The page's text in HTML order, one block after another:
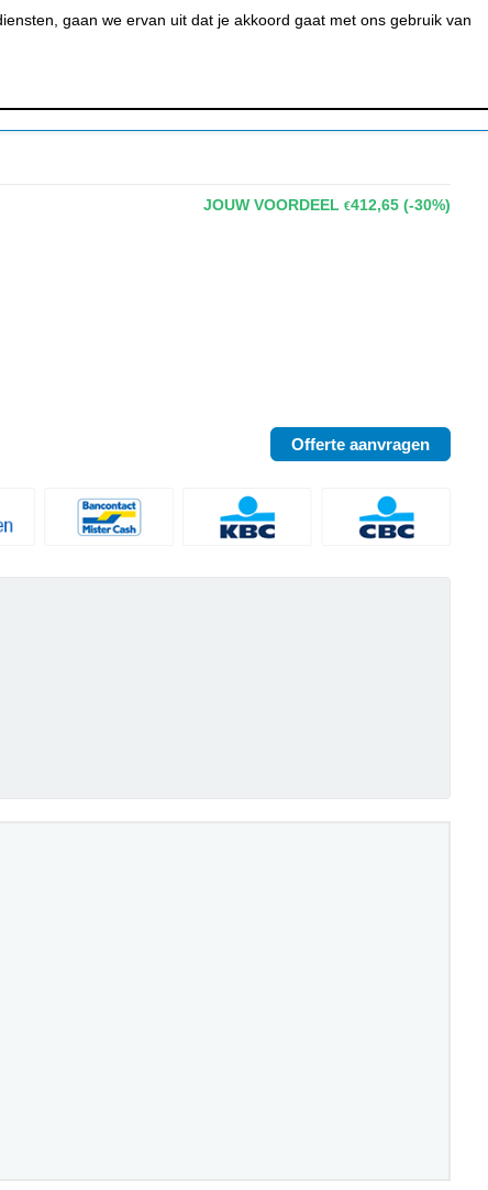
gaan we ervan uit dat je akkoord gaat met ons gebruik van
MIJN ACCOUNT BESTELSTATUS 0 WINKELWAGEN
JOUW VOORDEEL€412,65 (-30%)